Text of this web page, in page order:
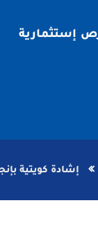
إستثمارية
إشادة كويتية